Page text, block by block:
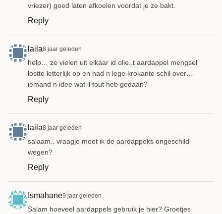
vriezer) goed laten afkoelen voordat je ze bakt.
Reply
laila8 jaar geleden
help… ze vielen uit elkaar id olie..t aardappel mengsel
lostte letterlijk op en had n lege krokante schil over…
iemand n idee wat il fout heb gedaan?
Reply
laila8 jaar geleden
salaam.. vraagje moet ik de aardappeks ongeschild
wegen?
Reply
Ismahane9 jaar geleden
Salam hoeveel aardappels gebruik je hier? Groetjes